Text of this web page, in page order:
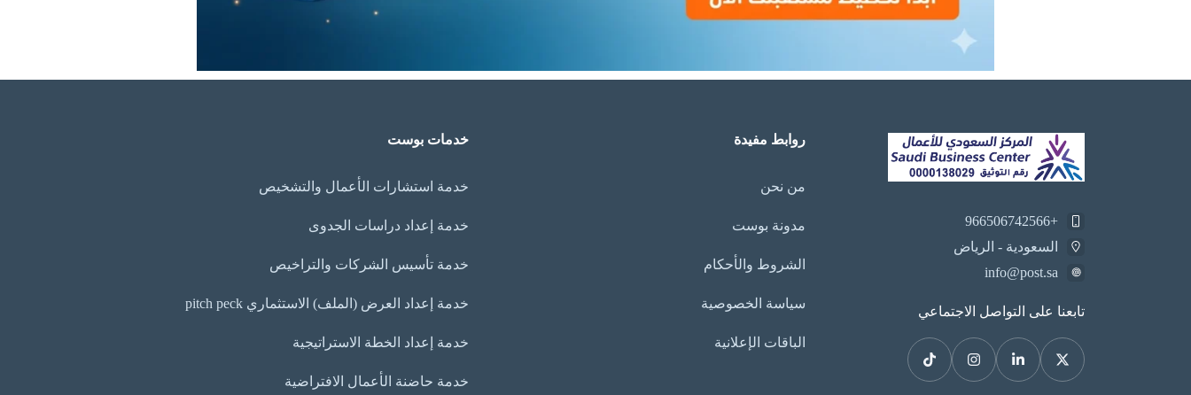
+966506742566
السعودية - الرياض
info@post.sa
تابعنا على التواصل الاجتماعي
روابط مفيدة
من نحن
مدونة بوست
الشروط والأحكام
سياسة الخصوصية
الباقات الإعلانية
خدمات بوست
خدمة استشارات الأعمال والتشخيص
خدمة إعداد دراسات الجدوى
خدمة تأسيس الشركات والتراخيص
خدمة إعداد العرض (الملف) الاستثماري pitch peck
خدمة إعداد الخطة الاستراتيجية
خدمة حاضنة الأعمال الافتراضية